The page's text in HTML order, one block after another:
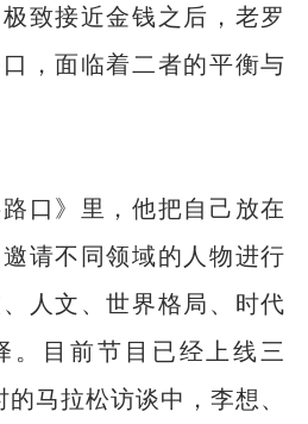
致接近金钱之后，老罗
，面临着二者的平衡与
口》里，他把自己放在
请不同领域的人物进行
人文、世界格局、时代
。目前节目已经上线三
马拉松访谈中，李想、